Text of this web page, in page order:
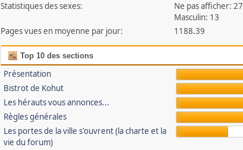
Statistiques des sexes:
Ne pas afficher: 27
Masculin: 13
Pages vues en moyenne par jour:
1188.39
Top 10 des sections
Présentation
Bistrot de Kohut
Les hérauts vous annonces...
Règles générales
Les portes de la ville s'ouvrent (la charte et la
vie du forum)